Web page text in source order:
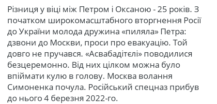
Різниця у віці між Петром і Оксаною - 25 років. З
початком широкомасштабного вторгнення Росії
до України молода дружина «пиляла» Петра:
дзвони до Москви, проси про евакуацію. Той
довго не пручався. «Асвабадітєлі» поводилися
безцеремонно. Від них цілком можна було
впіймати кулю в голову. Москва волання
Симоненка почула. Російський спецназ прибув
до нього 4 березня 2022-го.